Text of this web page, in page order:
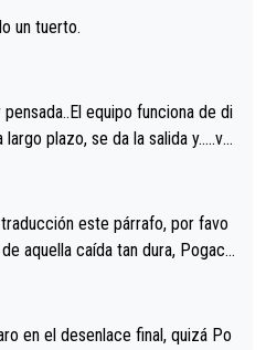
un tuerto.
equipo funciona de di
plazo, se da la salida y…..ve
vivir estos momentos tan
este párrafo, por favo
aquella caída tan dura, Pogaca
Parecía increíble la forma en l
miedo", recordó."
en el desenlace final, quizá Po